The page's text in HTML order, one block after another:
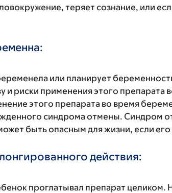
теряет сознание, или
или планирует
и риски применения этого препарата
этого препарата во время
синдрома отмены. Синдром
быть опасным для жизни, если его
действия:
проглатывал препарат целиком.